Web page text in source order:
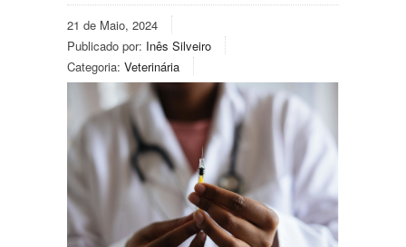
21 de Maio, 2024
Publicado por: Inês Silveiro
Categoria: Veterinária